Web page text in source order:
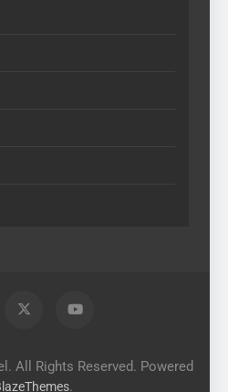
All Rights Reserved. Powered
.